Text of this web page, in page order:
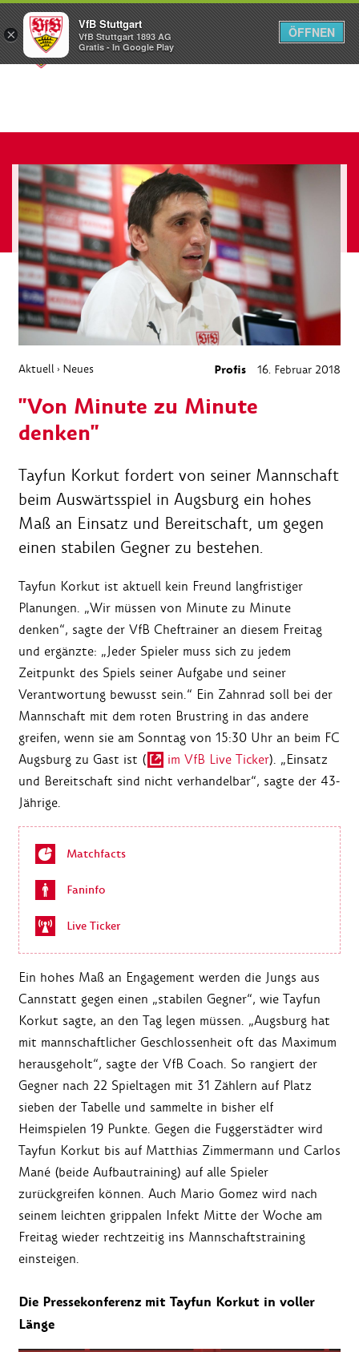
Menü
Aktuell › Neues Profis 16. Februar 2018
"Von Minute zu Minute
denken"
Tayfun Korkut fordert von seiner Mannschaft
beim Auswärtsspiel in Augsburg ein hohes
Maß an Einsatz und Bereitschaft, um gegen
einen stabilen Gegner zu bestehen.
Tayfun Korkut ist aktuell kein Freund langfristiger
Planungen. „Wir müssen von Minute zu Minute
denken“, sagte der VfB Cheftrainer an diesem Freitag
und ergänzte: „Jeder Spieler muss sich zu jedem
Zeitpunkt des Spiels seiner Aufgabe und seiner
Verantwortung bewusst sein.“ Ein Zahnrad soll bei der
Mannschaft mit dem roten Brustring in das andere
greifen, wenn sie am Sonntag von 15:30 Uhr an beim FC
Augsburg zu Gast ist (
im VfB Live Ticker). „Einsatz
und Bereitschaft sind nicht verhandelbar“, sagte der 43-
Jährige.
Matchfacts
Faninfo
Live Ticker
Ein hohes Maß an Engagement werden die Jungs aus
Cannstatt gegen einen „stabilen Gegner“, wie Tayfun
Korkut sagte, an den Tag legen müssen. „Augsburg hat
mit mannschaftlicher Geschlossenheit oft das Maximum
herausgeholt“, sagte der VfB Coach. So rangiert der
Gegner nach 22 Spieltagen mit 31 Zählern auf Platz
sieben der Tabelle und sammelte in bisher elf
Heimspielen 19 Punkte. Gegen die Fuggerstädter wird
Tayfun Korkut bis auf Matthias Zimmermann und Carlos
Mané (beide Aufbautraining) auf alle Spieler
zurückgreifen können. Auch Mario Gomez wird nach
seinem leichten grippalen Infekt Mitte der Woche am
Freitag wieder rechtzeitig ins Mannschaftstraining
einsteigen.
Die Pressekonferenz mit Tayfun Korkut in voller
Länge
×
VfB Stuttgart
VfB Stuttgart 1893 AG
Gratis - In Google Play
ÖFFNEN